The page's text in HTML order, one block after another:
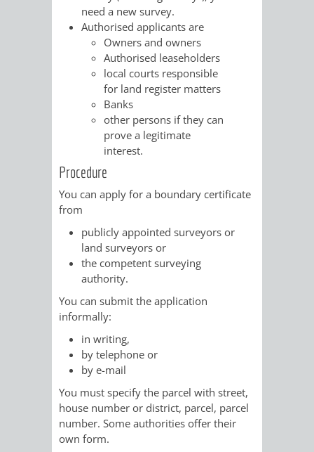
DENKMALS
ERSCHLIESSUNGSBEITRAG
ANTRAGSVERFAHREN
VERMIETE
DOCH
DEINE
STADT
WIEDERVERMIETUNGSPRÄMIE
BÄDER
BAU)
AMT
need a new survey.
Authorised applicants are
Owners and owners
Authorised leaseholders
local courts responsible
for land register matters
Banks
other persons if they can
prove a legitimate
interest.
Procedure
You can apply for a boundary certificate
from
publicly appointed surveyors or
land surveyors or
the competent surveying
authority.
You can submit the application
informally:
in writing,
by telephone or
by e-mail
You must specify the parcel with street,
house number or district, parcel, parcel
number. Some authorities offer their
own form.